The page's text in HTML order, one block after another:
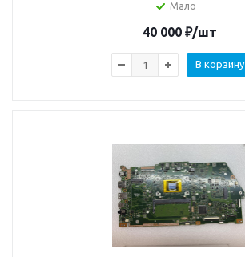
Мало
40 000 ₽/шт
В корзину